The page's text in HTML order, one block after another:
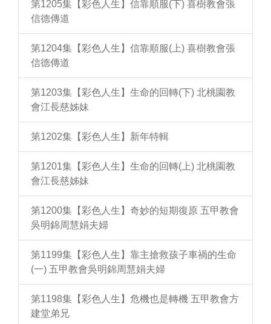
第1205集【彩色人生】信靠順服(下) 喜樹教會張
信德傳道
第1204集【彩色人生】信靠順服(上) 喜樹教會張
信德傳道
第1203集【彩色人生】生命的回轉(下) 北桃園教
會江長慈姊妹
第1202集【彩色人生】新年特輯
第1201集【彩色人生】生命的回轉(上) 北桃園教
會江長慈姊妹
第1200集【彩色人生】奇妙的短期復原 五甲教會
吳明錦周慧娟夫婦
第1199集【彩色人生】靠主搶救孩子車禍的生命
(一) 五甲教會吳明錦周慧娟夫婦
第1198集【彩色人生】危機也是轉機 五甲教會方
建堂弟兄